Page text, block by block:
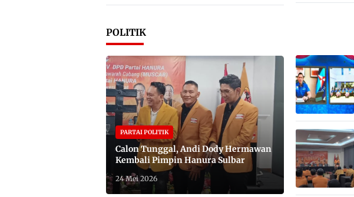
POLITIK
PARTAI POLITIK
Calon Tunggal, Andi Dody Hermawan
Kembali Pimpin Hanura Sulbar
24 Mei 2026